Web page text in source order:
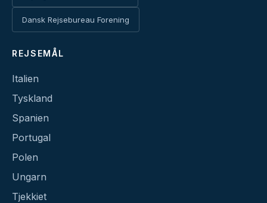
Dansk Rejsebureau Forening
REJSEMÅL
Italien
Tyskland
Spanien
Portugal
Polen
Ungarn
Tjekkiet